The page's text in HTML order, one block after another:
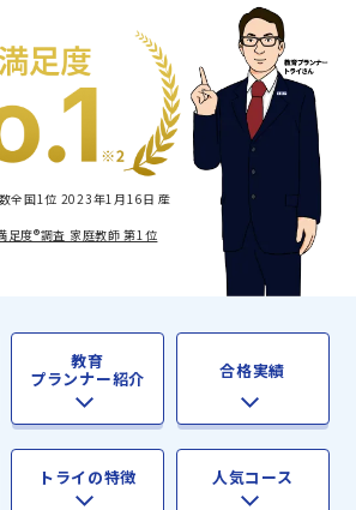
全国1位 2023年1月16日 産
度®調査 家庭教師 第1位
教育
プランナー紹介 合格実績
トライの特徴 人気コース